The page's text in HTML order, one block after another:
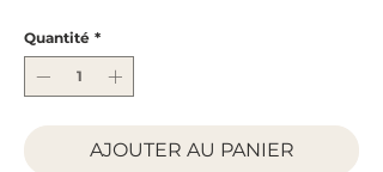
Quantité *
AJOUTER AU PANIER